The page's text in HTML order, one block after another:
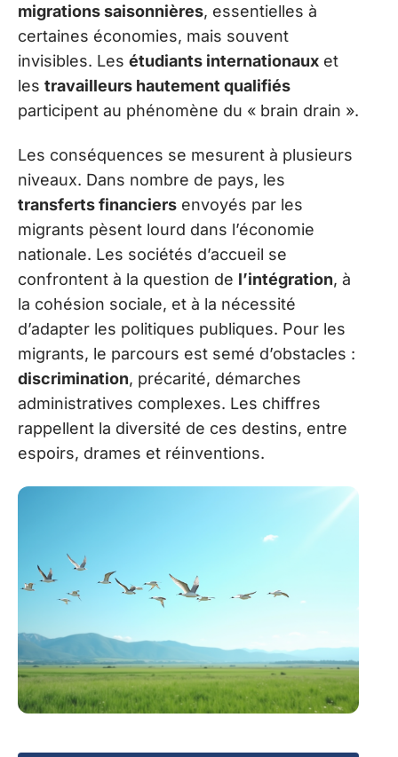
migrations saisonnières, essentielles à
certaines économies, mais souvent
invisibles. Les étudiants internationaux et
les travailleurs hautement qualifiés
participent au phénomène du « brain drain ».
Les conséquences se mesurent à plusieurs
niveaux. Dans nombre de pays, les
transferts financiers envoyés par les
migrants pèsent lourd dans l’économie
nationale. Les sociétés d’accueil se
confrontent à la question de l’intégration, à
la cohésion sociale, et à la nécessité
d’adapter les politiques publiques. Pour les
migrants, le parcours est semé d’obstacles :
discrimination, précarité, démarches
administratives complexes. Les chiffres
rappellent la diversité de ces destins, entre
espoirs, drames et réinventions.